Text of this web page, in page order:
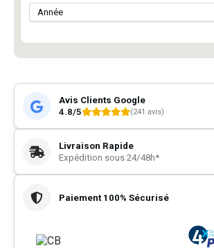
Avis Clients Google
4.8/5
(241 avis)
Livraison Rapide
Expédition sous 24/48h*
Paiement 100% Sécurisé